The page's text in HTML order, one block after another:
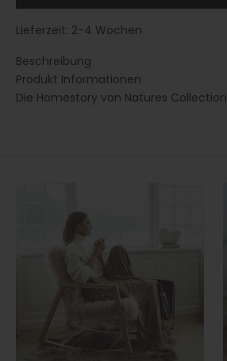
Lieferzeit: 2-4 Wochen
Beschreibung
Produkt Informationen
Die Homestory von Natures Collection